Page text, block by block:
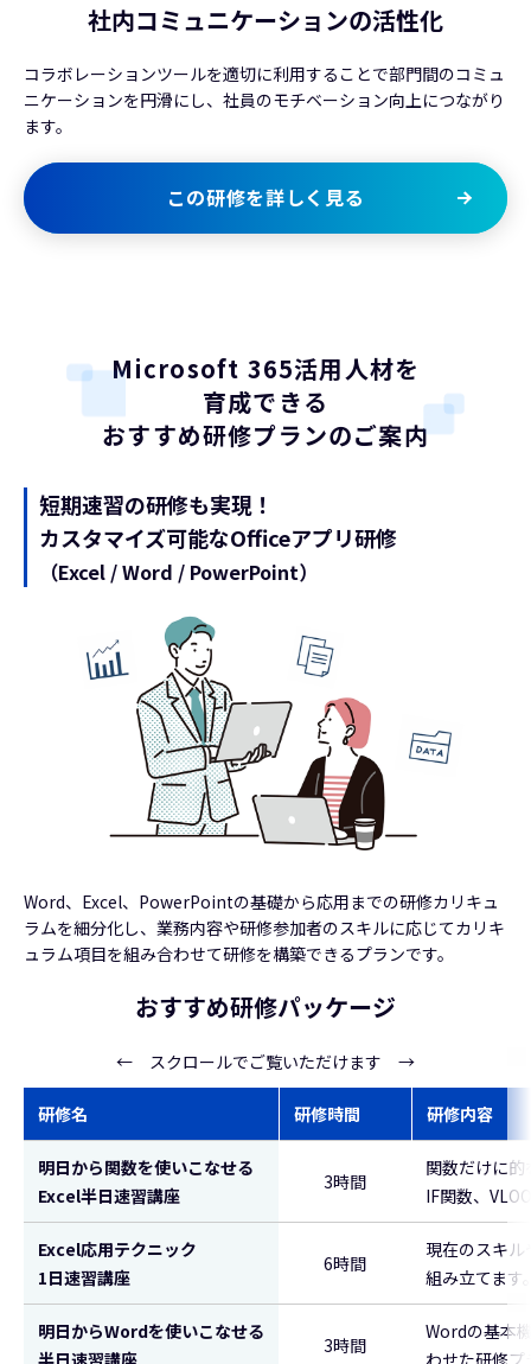
社内コミュニケーションの活性化
コラボレーションツールを適切に利用することで部門間のコミュ
ニケーションを円滑にし、社員のモチベーション向上につながり
ます。
この研修を詳しく見る
Microsoft 365活用人材を
育成できる
おすすめ研修プランのご案内
短期速習の研修も実現！
カスタマイズ可能なOfficeアプリ研修
（Excel / Word / PowerPoint）
Word、Excel、PowerPointの基礎から応用までの研修カリキュ
ラムを細分化し、業務内容や研修参加者のスキルに応じてカリキ
ュラム項目を組み合わせて研修を構築できるプランです。
おすすめ研修パッケージ
← スクロールでご覧いただけます →
研修名 研修時間 研修内容
明日から関数を使いこなせる
Excel半日速習講座
3時間
関数だけに
IF関数、
Excel応用テクニック
1日速習講座
6時間
現在のスキ
組み立てます
明日からWordを使いこなせる
半日速習講座
3時間
Wordの基本
わせた研修プ